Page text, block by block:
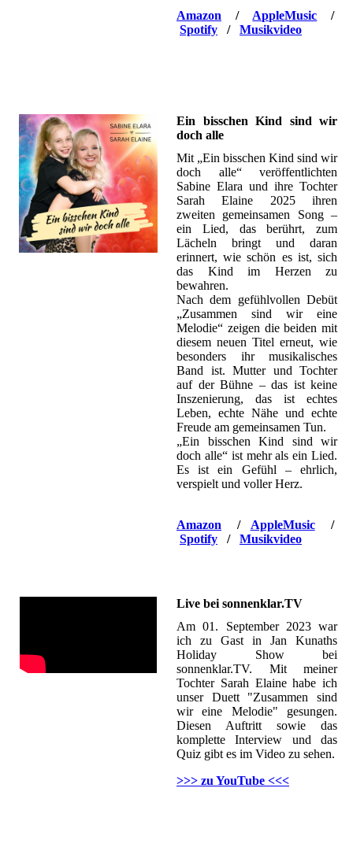
Amazon / AppleMusic /
Spotify / Musikvideo
Ein bisschen Kind sind wir
doch alle
Mit „Ein bisschen Kind sind wir
doch alle“ veröffentlichten
Sabine Elara und ihre Tochter
Sarah Elaine 2025 ihren
zweiten gemeinsamen Song –
ein Lied, das berührt, zum
Lächeln bringt und daran
erinnert, wie schön es ist, sich
das Kind im Herzen zu
bewahren.
Nach dem gefühlvollen Debüt
„Zusammen sind wir eine
Melodie“ zeigen die beiden mit
diesem neuen Titel erneut, wie
besonders ihr musikalisches
Band ist. Mutter und Tochter
auf der Bühne – das ist keine
Inszenierung, das ist echtes
Leben, echte Nähe und echte
Freude am gemeinsamen Tun.
„Ein bisschen Kind sind wir
doch alle“ ist mehr als ein Lied.
Es ist ein Gefühl – ehrlich,
verspielt und voller Herz.
Amazon / AppleMusic/
Spotify / Musikvideo
Live bei sonnenklar.TV
Am 01. September 2023 war
ich zu Gast in Jan Kunaths
Holiday Show bei
sonnenklar.TV. Mit meiner
Tochter Sarah Elaine habe ich
unser Duett "Zusammen sind
wir eine Melodie" gesungen.
Diesen Auftritt sowie das
komplette Interview und das
Quiz gibt es im Video zu sehen.
>>> zu YouTube <<<